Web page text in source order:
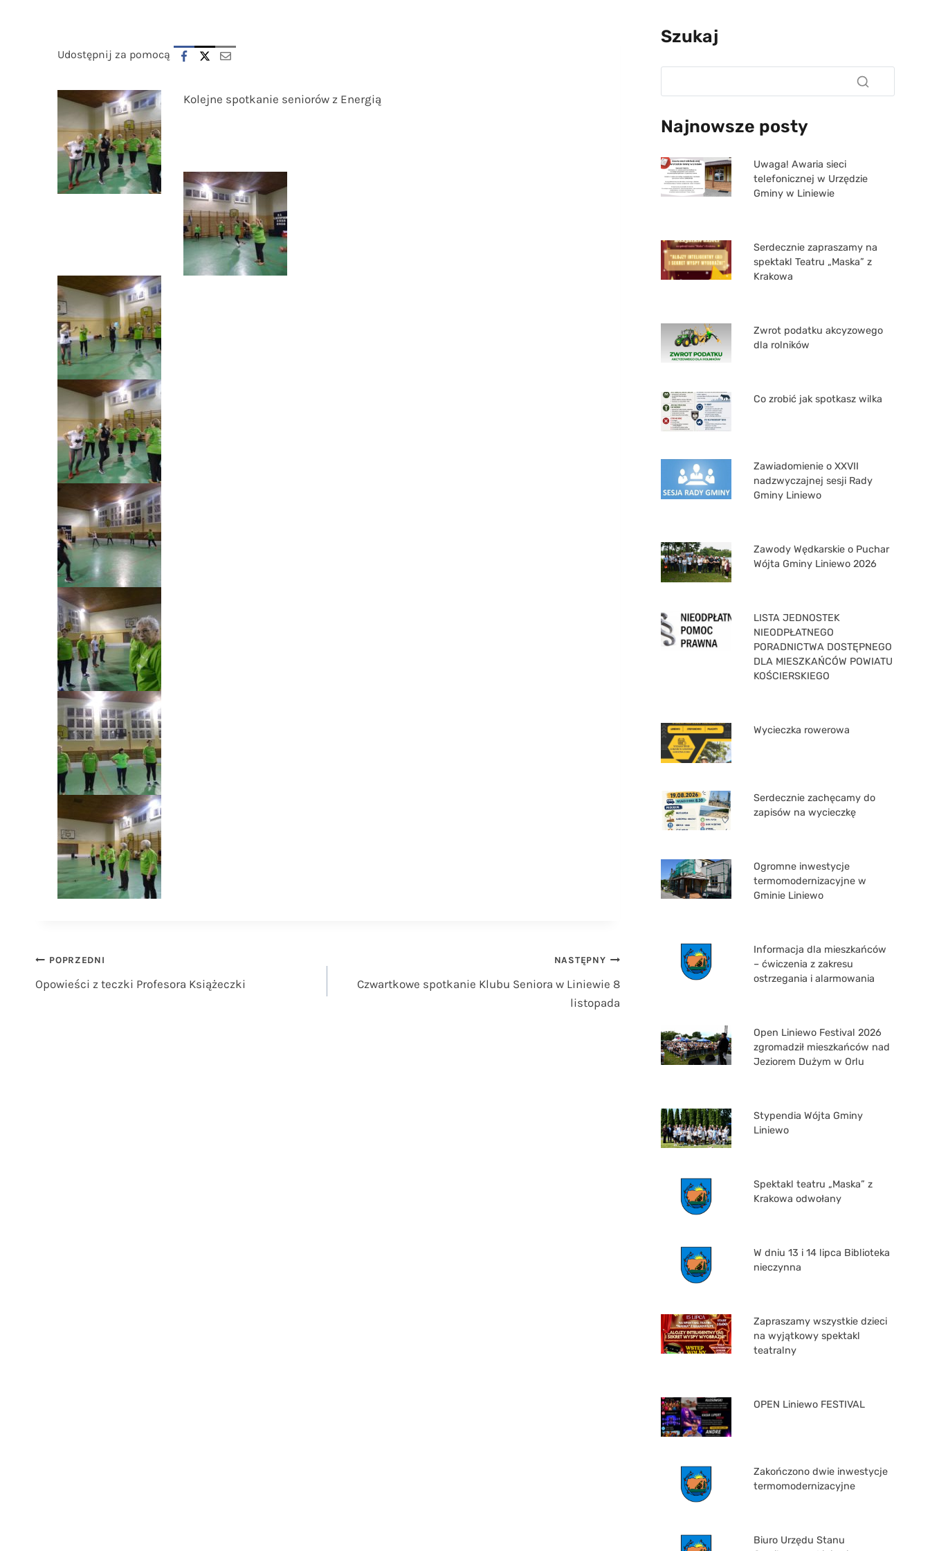
Udostępnij za pomocą
Kolejne spotkanie seniorów z Energią
Nawigacja
POPRZEDNI
Opowieści z teczki Profesora Książeczki
NASTĘPNY
Czwartkowe spotkanie Klubu Seniora w Liniewie 8
listopada
Szukaj
Najnowsze posty
Uwaga! Awaria sieci
telefonicznej w Urzędzie
Gminy w Liniewie
Serdecznie zapraszamy na
spektakl Teatru „Maska” z
Krakowa
Zwrot podatku akcyzowego
dla rolników
Co zrobić jak spotkasz wilka
Zawiadomienie o XXVII
nadzwyczajnej sesji Rady
Gminy Liniewo
Zawody Wędkarskie o Puchar
Wójta Gminy Liniewo 2026
LISTA JEDNOSTEK
NIEODPŁATNEGO
PORADNICTWA DOSTĘPNEGO
DLA MIESZKAŃCÓW POWIATU
KOŚCIERSKIEGO
Wycieczka rowerowa
Serdecznie zachęcamy do
zapisów na wycieczkę
Ogromne inwestycje
termomodernizacyjne w
Gminie Liniewo
Informacja dla mieszkańców
– ćwiczenia z zakresu
ostrzegania i alarmowania
Open Liniewo Festival 2026
zgromadził mieszkańców nad
Jeziorem Dużym w Orlu
Stypendia Wójta Gminy
Liniewo
Spektakl teatru „Maska” z
Krakowa odwołany
W dniu 13 i 14 lipca Biblioteka
nieczynna
Zapraszamy wszystkie dzieci
na wyjątkowy spektakl
teatralny
OPEN Liniewo FESTIVAL
Zakończono dwie inwestycje
termomodernizacyjne
Biuro Urzędu Stanu